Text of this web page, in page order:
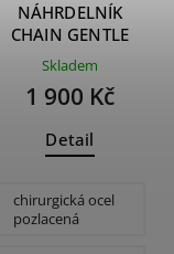
NÁHRDELNÍK
CHAIN GENTLE
Skladem
1 900 Kč
Detail
chirurgická ocel
pozlacená